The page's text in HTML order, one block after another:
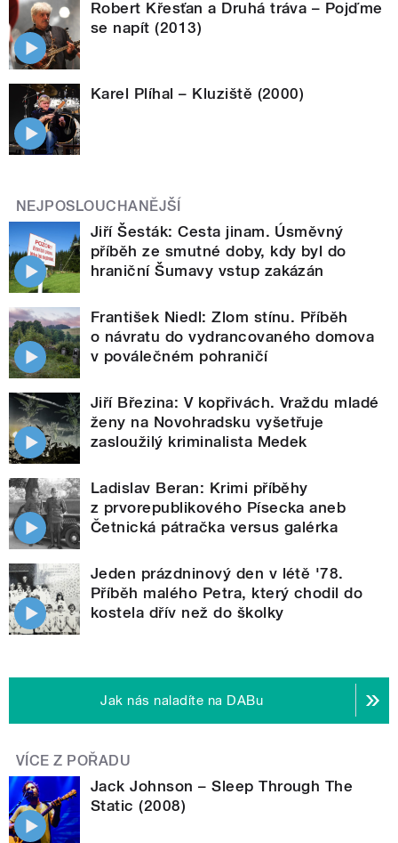
Robert Křesťan a Druhá tráva – Pojďme
se napít (2013)
Karel Plíhal – Kluziště (2000)
NEJPOSLOUCHANĚJŠÍ
Jiří Šesták: Cesta jinam. Úsměvný
příběh ze smutné doby, kdy byl do
hraniční Šumavy vstup zakázán
František Niedl: Zlom stínu. Příběh
o návratu do vydrancovaného domova
v poválečném pohraničí
Jiří Březina: V kopřivách. Vraždu mladé
ženy na Novohradsku vyšetřuje
zasloužilý kriminalista Medek
Ladislav Beran: Krimi příběhy
z prvorepublikového Písecka aneb
Četnická pátračka versus galérka
Jeden prázdninový den v létě '78.
Příběh malého Petra, který chodil do
kostela dřív než do školky
Jak nás naladíte na DABu
VÍCE Z POŘADU
Jack Johnson – Sleep Through The
Static (2008)